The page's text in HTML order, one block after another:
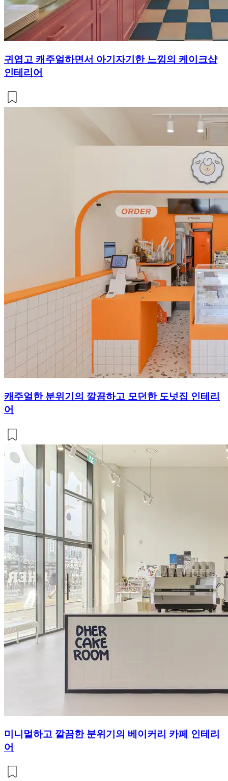
귀엽고 캐주얼하면서 아기자기한 느낌의 케이크샵
인테리어
캐주얼한 분위기의 깔끔하고 모던한 도넛집 인테리
어
미니멀하고 깔끔한 분위기의 베이커리 카페 인테리
어